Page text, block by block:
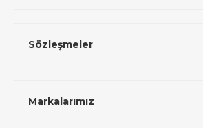
Sözleşmeler
Markalarımız